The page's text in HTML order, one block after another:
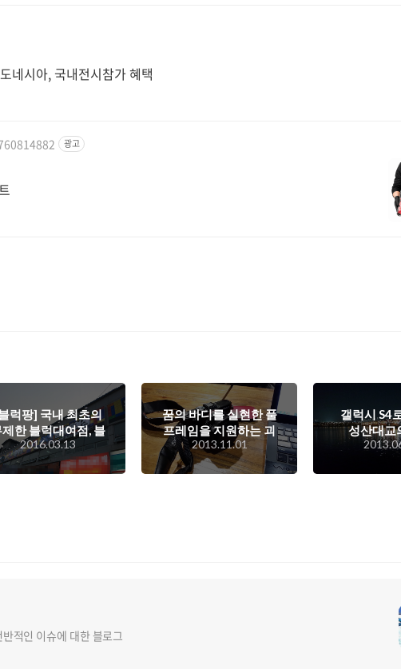
네시아, 국내전시참가 혜택
광고
럭팡] 국내 최초의
제한 블럭대여점, 블
럭팡의 간단 체험기
2016.03.13
꿈의 바디를 실현한 풀
프레임을 지원하는 괴
물 똑딱이 카메라,
Sony RX1r에 대한 간
단한 소감..
2013.11.01
갤럭시 S4
성산대교
적인 이슈에 대한 블로그